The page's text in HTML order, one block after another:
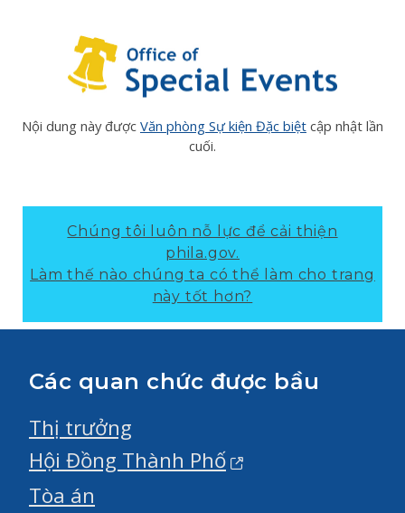
Nội dung này được Văn phòng Sự kiện Đặc biệt cập nhật lần
cuối.
Chúng tôi luôn nỗ lực để cải thiện
phila.gov.
Làm thế nào chúng ta có thể làm cho trang
này tốt hơn?
Các quan chức được bầu
Thị trưởng
Hội Đồng Thành Phố
Tòa án